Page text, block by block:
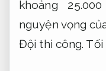
khoảng
nguyện vọng
Đội thi công. Tối